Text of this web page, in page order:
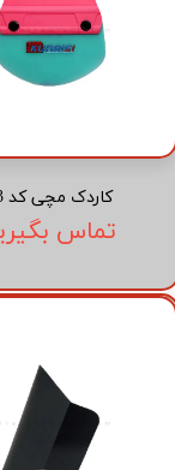
کاردک مچی کد P3
تماس